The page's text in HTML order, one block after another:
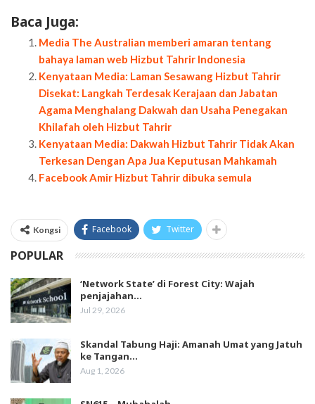
Baca Juga:
Media The Australian memberi amaran tentang
bahaya laman web Hizbut Tahrir Indonesia
Kenyataan Media: Laman Sesawang Hizbut Tahrir
Disekat: Langkah Terdesak Kerajaan dan Jabatan
Agama Menghalang Dakwah dan Usaha Penegakan
Khilafah oleh Hizbut Tahrir
Kenyataan Media: Dakwah Hizbut Tahrir Tidak Akan
Terkesan Dengan Apa Jua Keputusan Mahkamah
Facebook Amir Hizbut Tahrir dibuka semula
Kongsi Facebook Twitter
POPULAR
‘Network State’ di Forest City: Wajah
penjajahan…
Jul 29, 2026
Skandal Tabung Haji: Amanah Umat yang Jatuh
ke Tangan…
Aug 1, 2026